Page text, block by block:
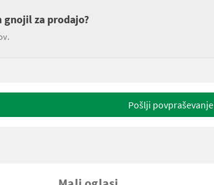
za prodajo?
Pošlji povpraševanje